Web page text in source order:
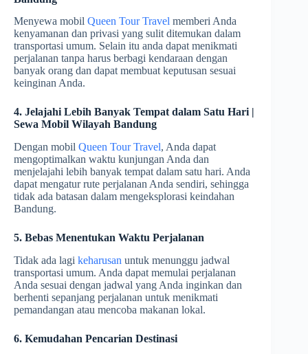
Menyewa mobil Queen Tour Travel memberi Anda
kenyamanan dan privasi yang sulit ditemukan dalam
transportasi umum. Selain itu anda dapat menikmati
perjalanan tanpa harus berbagi kendaraan dengan
banyak orang dan dapat membuat keputusan sesuai
keinginan Anda.
4. Jelajahi Lebih Banyak Tempat dalam Satu Hari |
Sewa Mobil Wilayah Bandung
Dengan mobil Queen Tour Travel, Anda dapat
mengoptimalkan waktu kunjungan Anda dan
menjelajahi lebih banyak tempat dalam satu hari. Anda
dapat mengatur rute perjalanan Anda sendiri, sehingga
tidak ada batasan dalam mengeksplorasi keindahan
Bandung.
5. Bebas Menentukan Waktu Perjalanan
Tidak ada lagi keharusan untuk menunggu jadwal
transportasi umum. Anda dapat memulai perjalanan
Anda sesuai dengan jadwal yang Anda inginkan dan
berhenti sepanjang perjalanan untuk menikmati
pemandangan atau mencoba makanan lokal.
6. Kemudahan Pencarian Destinasi